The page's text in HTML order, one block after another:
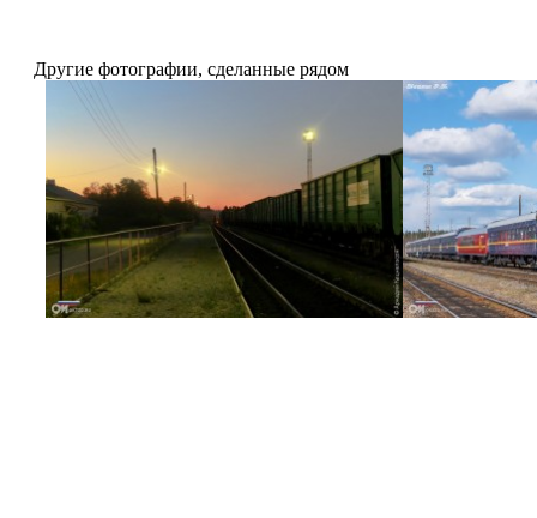
Другие фотографии, сделанные рядом